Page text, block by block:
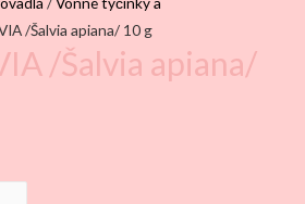
/Šalvia apiana/ 10 g
/Šalvia apiana/